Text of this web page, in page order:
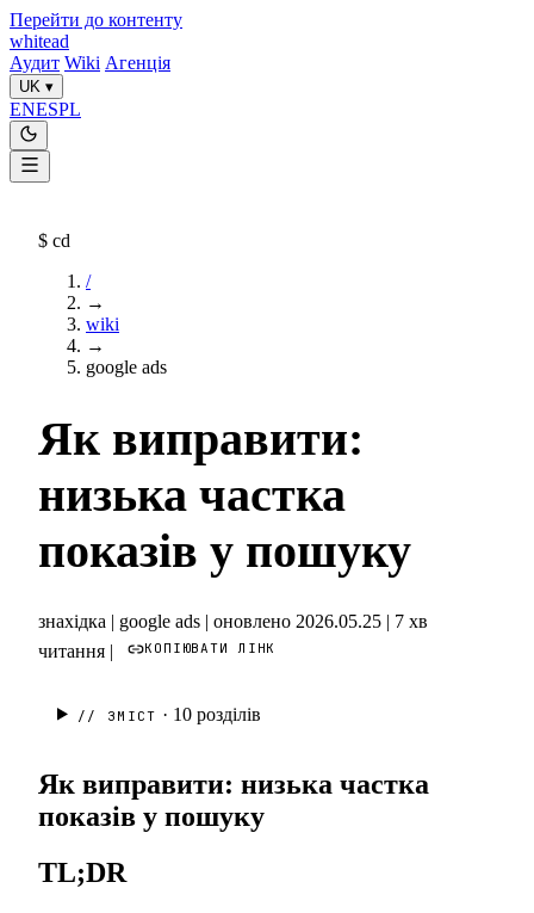
Перейти до контенту
whitead
Аудит Wiki Агенція
UK ▾
ENESPL
$ cd
/
→
wiki
→
google ads
Як виправити:
низька частка
показів у пошуку
знахідка | google ads | оновлено 2026.05.25 | 7 хв
читання | КОПІЮВАТИ ЛІНК
// ЗМІСТ · 10 розділів
Як виправити: низька частка
показів у пошуку
TL;DR